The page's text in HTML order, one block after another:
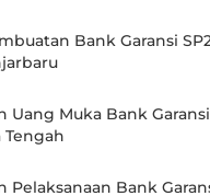
Bank Garansi
Uang Muka Bank
Tengah
Pelaksanaan Bank